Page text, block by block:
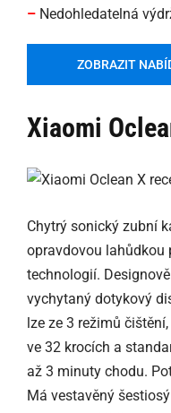
– Nedohledatelná
ZOBRAZIT
Xiaomi
Chytrý sonický zubní
opravdovou lahůdkou
technologií.
vychytaný dotykový
lze ze 3 režimů
ve 32 krocích a
až 3 minuty chodu.
Má vestavěný